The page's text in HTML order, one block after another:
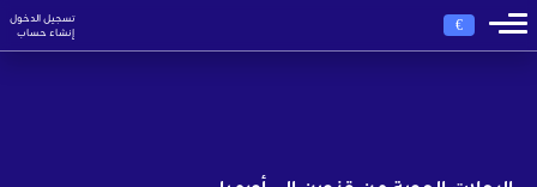
€
تسجيل الدخول
إنشاء حساب